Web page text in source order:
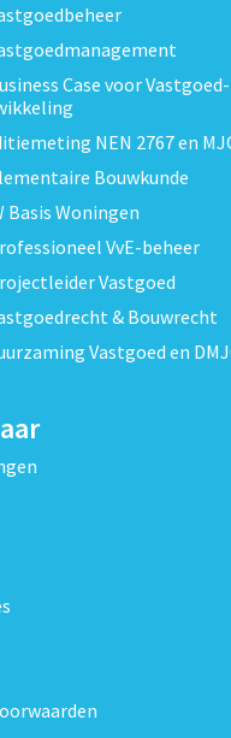
Case voor
NEN 2767 en
Bouwkunde
Basis Woningen
VvE-beheer
Vastgoed
& Bouwrecht
Vastgoed en